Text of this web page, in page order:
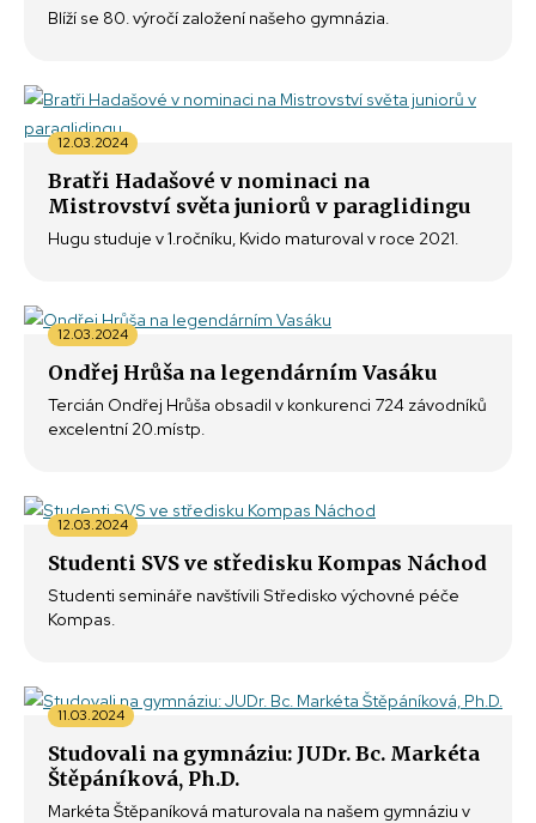
Blíží se 80. výročí založení našeho gymnázia.
Bratři Hadašové v nominaci na
Mistrovství světa juniorů v paraglidingu
12.03.2024
Hugu studuje v 1.ročníku, Kvido maturoval v roce 2021.
Ondřej Hrůša na legendárním Vasáku
12.03.2024
Tercián Ondřej Hrůša obsadil v konkurenci 724 závodníků
excelentní 20.místp.
Studenti SVS ve středisku Kompas Náchod
12.03.2024
Studenti semináře navštívili Středisko výchovné péče
Kompas.
Studovali na gymnáziu: JUDr. Bc. Markéta
Štěpáníková, Ph.D.
11.03.2024
Markéta Štěpaníková maturovala na našem gymnáziu v